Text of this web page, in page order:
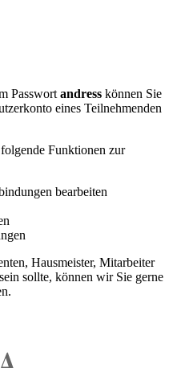
Passwort andress können Sie
eines Teilnehmenden
Funktionen zur
bearbeiten
Hausmeister, Mitarbeiter
sollte, können wir Sie gerne